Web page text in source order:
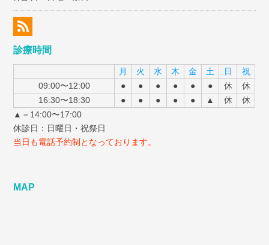
診療時間
月 火 水 木 金 土 日
祝
09:00〜12:00
● ● ● ● ● ● 休
休
16:30〜18:30
● ● ● ● ● ▲ 休
休
▲＝14:00〜17:00
休診日：日曜日・祝祭日
当日も電話予約制となっております。
MAP